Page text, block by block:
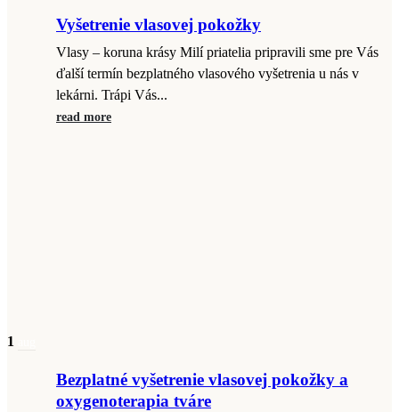
Vyšetrenie vlasovej pokožky
Vlasy – koruna krásy Milí priatelia pripravili sme pre Vás
ďalší termín bezplatného vlasového vyšetrenia u nás v
lekárni. Trápi Vás...
read more
1
Bezplatné vyšetrenie vlasovej pokožky a
oxygenoterapia tváre